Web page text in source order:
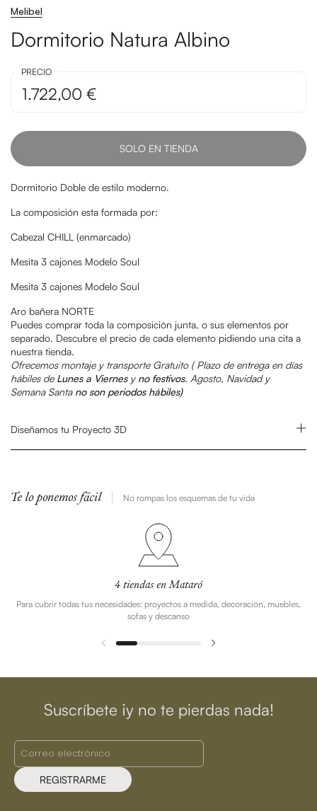
Melibel
Dormitorio Natura Albino
PRECIO
1.722,00 €
SOLO EN TIENDA
Dormitorio Doble de estilo moderno.
La composición esta formada por:
Cabezal CHILL (enmarcado)
Mesita 3 cajones Modelo Soul
Mesita 3 cajones Modelo Soul
Aro bañera NORTE
Puedes comprar toda la composición junta, o sus elementos por
separado. Descubre el precio de cada elemento pidiendo una cita a
nuestra tienda.
Ofrecemos montaje y transporte Gratuito (Plazo de entrega en días
hábiles de Lunes a Viernesy no festivos. Agosto, Navidad y
Semana Santa no son periodos hábiles)
Diseñamos tu Proyecto 3D
Te lo ponemos fácil No rompas los esquemas de tu vida
4 tiendas en Mataró
Para cubrir todas tus necesidades: proyectos a medida, decoración, muebles,
sofas y descanso
Suscríbete ¡y no te pierdas nada!
REGISTRARME